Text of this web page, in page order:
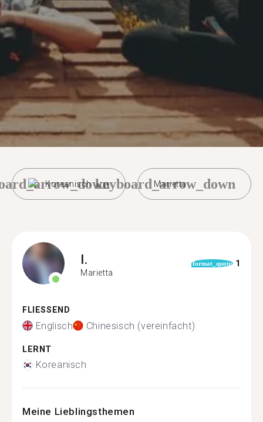
Koreanisch Marietta
keyboard_arrow_down
I.
Marietta
format_quote 1
FLIESSEND
Englisch Chinesisch (vereinfacht)
LERNT
Koreanisch
Meine Lieblingsthemen